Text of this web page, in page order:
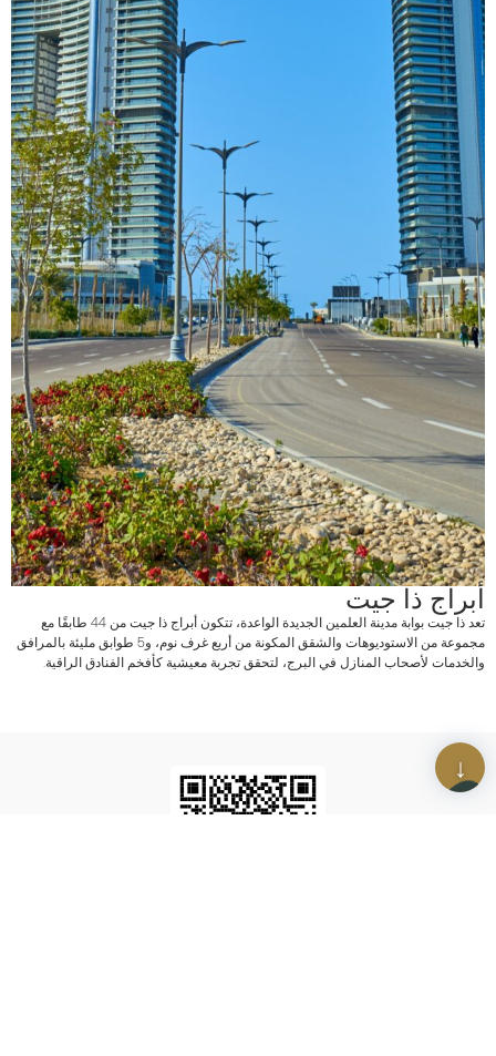
أبراج ذا جيت
تعد ذا جيت بوابة مدينة العلمين الجديدة الواعدة، تتكون أبراج ذا جيت من 44 طابقًا مع
مجموعة من الاستوديوهات والشقق المكونة من أربع غرف نوم، و5 طوابق مليئة بالمرافق
والخدمات لأصحاب المنازل في البرج، لتحقق تجربة معيشية كأفخم الفنادق الراقية.